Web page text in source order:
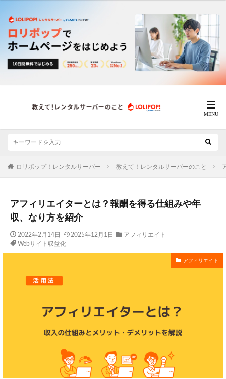
ロリポップ！レンタルサーバー 教えて！レンタルサーバーのこと
アフィリエイターとは？報酬を得る仕組みや年
収、なり方を紹介
2022年2月14日 2025年12月1日
アフィリエイト
Webサイト収益化
アフィリエイト